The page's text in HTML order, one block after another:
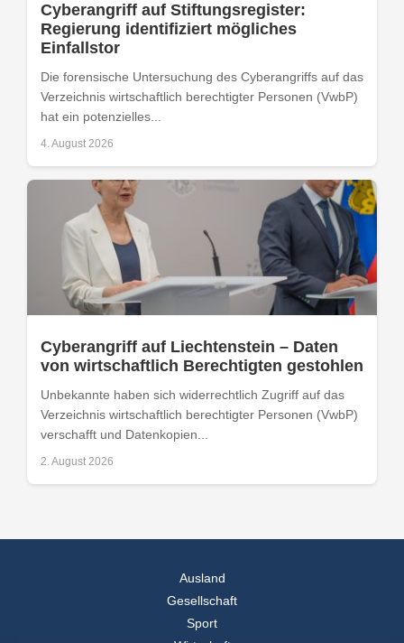
Cyberangriff auf Stiftungsregister:
Regierung identifiziert mögliches
Einfallstor
Die forensische Untersuchung des Cyberangriffs auf das
Verzeichnis wirtschaftlich berechtigter Personen (VwbP)
hat ein potenzielles...
4. August 2026
Cyberangriff auf Liechtenstein – Daten
von wirtschaftlich Berechtigten gestohlen
Unbekannte haben sich widerrechtlich Zugriff auf das
Verzeichnis wirtschaftlich berechtigter Personen (VwbP)
verschafft und Datenkopien...
2. August 2026
Ausland
Gesellschaft
Sport